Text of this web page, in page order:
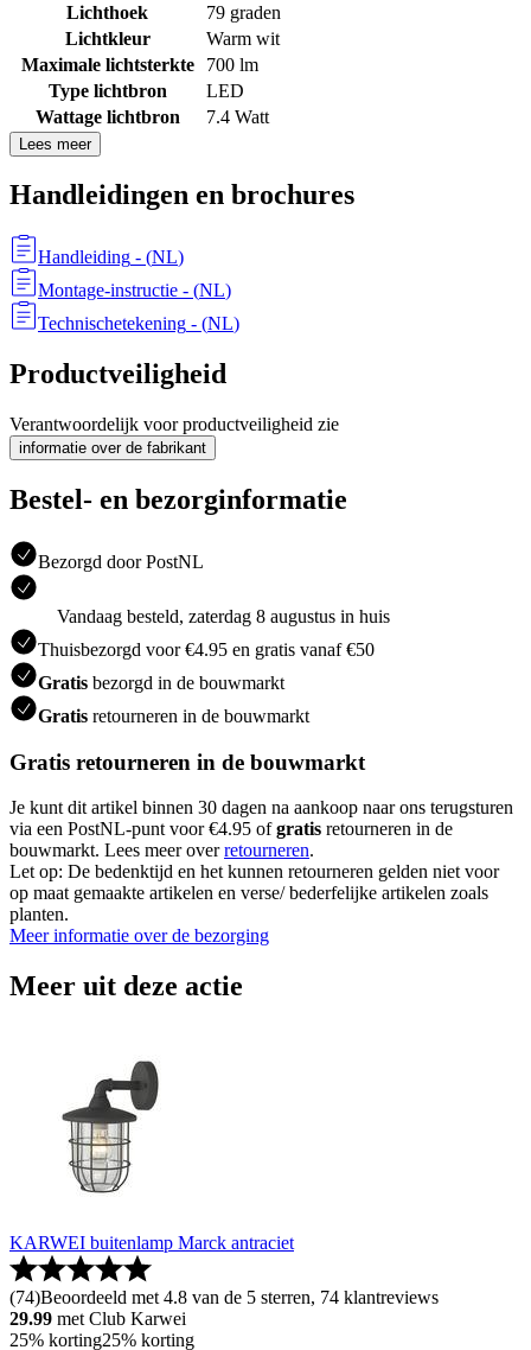
Lichthoek
79 graden
Lichtkleur
Warm wit
Maximale lichtsterkte
700 lm
Type lichtbron
LED
Wattage lichtbron
7.4 Watt
Lees meer
Handleidingen en brochures
Handleiding - (NL)
Montage-instructie - (NL)
Technischetekening - (NL)
Productveiligheid
Verantwoordelijk voor productveiligheid zie
informatie over de fabrikant
Bestel- en bezorginformatie
Bezorgd door PostNL
Vandaag besteld, zaterdag 8 augustus in huis
Thuisbezorgd voor €4.95 en gratis vanaf €50
Gratis bezorgd in de bouwmarkt
Gratis retourneren in de bouwmarkt
Gratis retourneren in de bouwmarkt
Je kunt dit artikel binnen 30 dagen na aankoop naar ons terugsturen
via een PostNL-punt voor €4.95 ofgratis retourneren in de
bouwmarkt. Lees meer overretourneren.
Let op: De bedenktijd en het kunnen retourneren gelden niet voor
op maat gemaakte artikelen en verse/ bederfelijke artikelen zoals
planten.
Meer informatie over de bezorging
Meer uit deze actie
KARWEI buitenlamp Marck antraciet
(74)Beoordeeld met 4.8 van de 5 sterren, 74 klantreviews
29.99 met Club Karwei
25% korting25% korting